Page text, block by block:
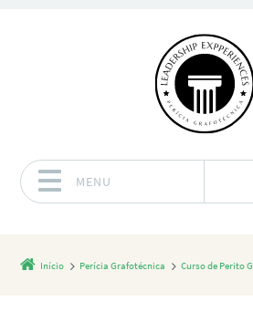
MENU
Início Perícia Grafotécnica Curso de Perito